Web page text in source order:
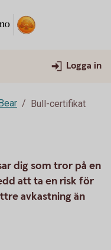
Logga in
Bull-certifikat
dig som tror på en
att ta en risk för
avkastning än